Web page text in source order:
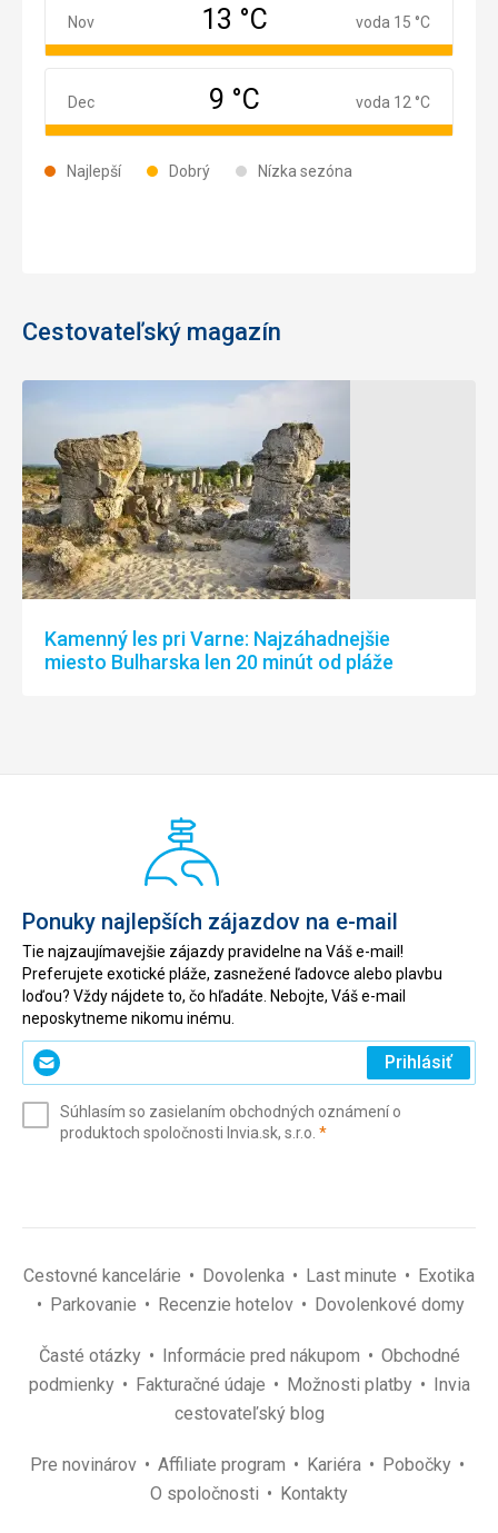
Najlepší Dobrý Nízka sezóna
November
Nov 13 °C voda 15 °C
December
Dec 9 °C voda 12 °C
Cestovateľský magazín
Kamenný les pri Varne: Najzáhadnejšie
miesto Bulharska len 20 minút od pláže
Ponuky najlepších zájazdov na e-mail
Tie najzaujímavejšie zájazdy pravidelne na Váš e-mail!
Preferujete exotické pláže, zasnežené ľadovce alebo plavbu
loďou? Vždy nájdete to, čo hľadáte. Nebojte, Váš e-mail
neposkytneme nikomu inému.
Zadajte
svoj
(povinné)
Prihlásiť
Súhlasím so zasielaním obchodných oznámení o
produktoch spoločnosti Invia.sk, s.r.o. *(povinné)
Cestovné kancelárie Dovolenka Last minute
Exotika
Parkovanie
Recenzie hotelov Dovolenkové domy
Časté otázky Informácie pred nákupom
Obchodné
podmienky
Fakturačné údaje Možnosti platby
Invia
cestovateľský blog
Pre novinárov Affiliate program Kariéra
Pobočky
O spoločnosti
Kontakty